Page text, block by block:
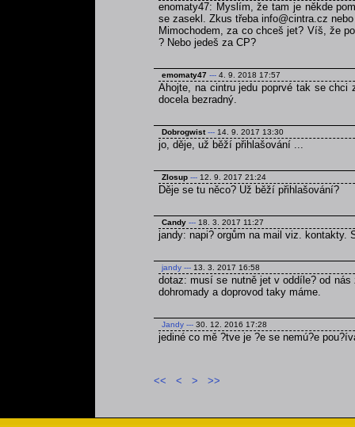
enomaty47: Myslím, že tam je někde
se zasekl. Zkus třeba info@cintra.cz
Mimochodem, za co chceš jet? Víš, že
? Nebo jedeš za CP?
emomaty47 --- 4. 9. 2018 17:57
Ahojte, na cintru jedu poprvé tak se chci
docela bezradný.
Dobrogwist --- 14. 9. 2017 13:30
jo, děje, už běží přihlašování ...
Zlosup --- 12. 9. 2017 21:24
Děje se tu něco? Už běží přihlašování?
Candy --- 18. 3. 2017 11:27
jandy: napi? orgům na mail viz. kontakty.
jandy --- 13. 3. 2017 16:58
dotaz: musí se nutně jet v oddíle? od
dohromady a doprovod taky máme.
Jandy --- 30. 12. 2016 17:28
jediné co mě ?tve je ?e se nemú?e
<< < > >>